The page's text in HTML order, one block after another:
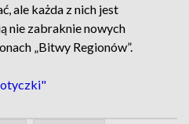
ale każda z nich jest
nie zabraknie nowych
„Bitwy Regionów”.